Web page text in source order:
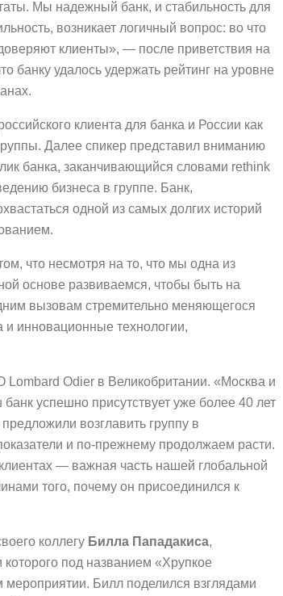
Мы надежный банк, и стабильность для
возникает логичный вопрос: во что
клиенты», — после приветствия на
банку удалось удержать рейтинг на уровне
клиента для банка и России как
Далее спикер представил вниманию
банка, заканчивающийся словами rethink
бизнеса в группе. Банк,
одной из самых долгих историй
что несмотря на то, что мы одна из
основе развиваемся, чтобы быть на
вызовам стремительно меняющегося
инновационные технологии,
Lombard Odier в Великобритании. «Москва и
успешно присутствует уже более 40 лет
возглавить группу в
и по-прежнему продолжаем расти.
— важная часть нашей глобальной
того, почему он присоединился к
коллегу Билла Пападакиса,
под названием «Хрупкое
Билл поделился взглядами